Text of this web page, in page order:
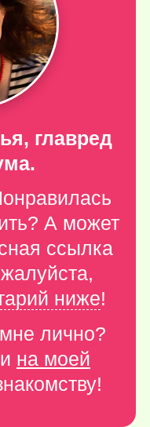
главред
А может
ссылка
ниже!
лично?
на моей